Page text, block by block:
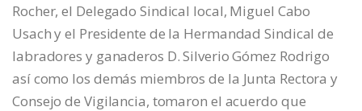
Rocher, el Delegado Sindical local, Miguel Cabo
Usach y el Presidente de la Hermandad Sindical de
labradores y ganaderos D. Silverio Gómez Rodrigo
así como los demás miembros de la Junta Rectora y
Consejo de Vigilancia, tomaron el acuerdo que